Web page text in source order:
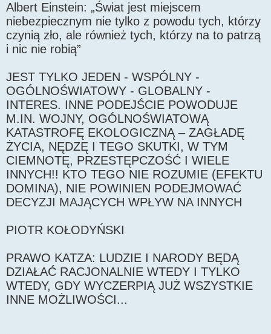
Albert Einstein: „Świat jest miejscem
niebezpiecznym nie tylko z powodu tych, którzy
czynią zło, ale również tych, którzy na to patrzą
i nic nie robią”
JEST TYLKO JEDEN - WSPÓLNY -
OGÓLNOŚWIATOWY - GLOBALNY -
INTERES. INNE PODEJŚCIE POWODUJE
M.IN. WOJNY, OGÓLNOŚWIATOWĄ
KATASTROFĘ EKOLOGICZNĄ – ZAGŁADĘ
ŻYCIA, NĘDZĘ I TEGO SKUTKI, W TYM
CIEMNOTĘ, PRZESTĘPCZOŚĆ I WIELE
INNYCH!! KTO TEGO NIE ROZUMIE (EFEKTU
DOMINA), NIE POWINIEN PODEJMOWAĆ
DECYZJI MAJĄCYCH WPŁYW NA INNYCH
PIOTR KOŁODYŃSKI
PRAWO KATZA: LUDZIE I NARODY BĘDĄ
DZIAŁAĆ RACJONALNIE WTEDY I TYLKO
WTEDY, GDY WYCZERPIĄ JUŻ WSZYSTKIE
INNE MOŻLIWOŚCI...